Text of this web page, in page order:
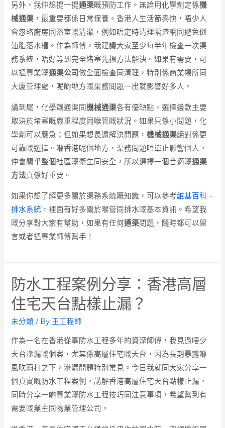
另外，我仲想提一提通渠嘅預防工作。無論用化學劑定係機
械通渠 ，最重要都係日常保養。香港人生活節奏快，唔少人
會忽略廚房同浴室嘅清潔，例如唔定時清理隔渣網同避免倒
油脂落水槽。作為師傅，我建議大家至少每半年檢查一次渠
務系統，唔好等到完全堵塞先搵方法解決。如果有需要，可
以搵專業嘅通渠公司做全面檢查同清理，特別係商業場所同
大廈管理處，呢啲地方嘅渠務問題一出就影響好多人。
講到尾，化學劑通渠同機械通渠各有優缺點，選擇邊款主要
取決於堵塞嘅嚴重程度同喉管嘅狀況。如果只係小問題，化
學劑可以應急；但如果想長遠解決問題，機械通渠絕對係更
可靠嘅選擇。喺香港呢個地方，渠務問題唔單止影響個人，
仲會關乎整個社區嘅衛生同安全，所以選擇一個合適嘅通渠
方法真係好重要。
如果你想了解更多關於渠務系統嘅知識，可以參考維基百科 –
排水系統 ，裡面有好多關於喉管同排水嘅基本資訊。希望我
嘅分享對大家有幫助，如果有任何通渠問題，隨時都可以留
言或者搵專業師傅幫手！
防水工程案例分享：香港高層
住宅天台點樣止漏？
未分類 / By 王工程師
作為一名在香港從事防水工程多年的資深師傅，我見過唔少
天台滲漏嘅個案，尤其係高層住宅嘅天台，因為長期暴露喺
風吹雨打之下，滲漏問題特別常見。今日我就同大家分享一
個真實嘅防水工程案例，講解香港高層住宅天台點樣止漏，
同時分享一啲專業嘅防水工程技巧同注意事項，希望幫到有
需要嘅業主同物業管理公司。